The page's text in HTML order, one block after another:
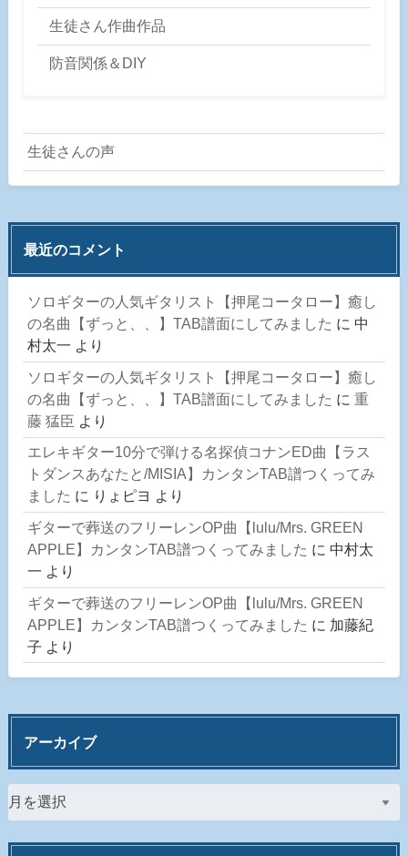
生徒さん作曲作品
防音関係＆DIY
生徒さんの声
最近のコメント
ソロギターの人気ギタリスト【押尾コータロー】癒し
の名曲【ずっと、、】TAB譜面にしてみました に 中
村太一 より
ソロギターの人気ギタリスト【押尾コータロー】癒し
の名曲【ずっと、、】TAB譜面にしてみました に 重
藤 猛臣 より
エレキギター10分で弾ける名探偵コナンED曲【ラス
トダンスあなたと/MISIA】カンタンTAB譜つくってみ
ました に りょピヨ より
ギターで葬送のフリーレンOP曲【lulu/Mrs. GREEN
APPLE】カンタンTAB譜つくってみました に 中村太
一 より
ギターで葬送のフリーレンOP曲【lulu/Mrs. GREEN
APPLE】カンタンTAB譜つくってみました に 加藤紀
子 より
アーカイブ